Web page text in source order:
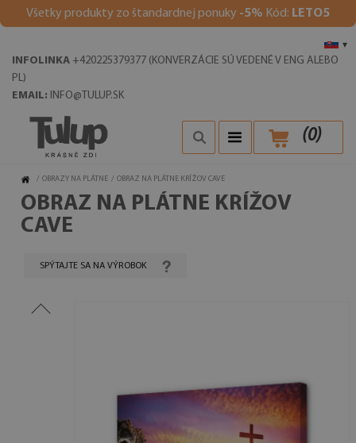
Všetky produkty zo štandardnej ponuky -5% Kód: LETO5
▾
INFOLINKA +420225379377 (KONVERZÁCIE SÚ VEDENÉ V ENG ALEBO
PL)
EMAIL: INFO@TULUP.SK
(0)
/ OBRAZY NA PLÁTNE / OBRAZ NA PLÁTNE KRÍŽOV CAVE
OBRAZ NA PLÁTNE KRÍŽOV
CAVE
SPÝTAJTE SA NA VÝROBOK